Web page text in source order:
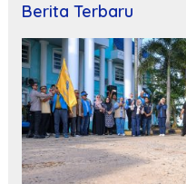
Berita Terbaru